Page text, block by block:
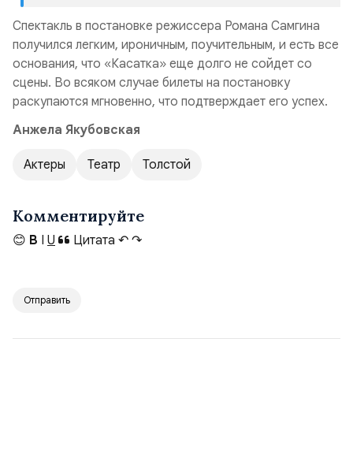
Спектакль в постановке режиссера Романа Самгина
получился легким, ироничным, поучительным, и есть все
основания, что «Касатка» еще долго не сойдет со
сцены. Во всяком случае билеты на постановку
раскупаются мгновенно, что подтверждает его успех.
Анжела Якубовская
Актеры Театр Толстой
Комментируйте
😊 B I U Цитата ↶ ↷
Отправить